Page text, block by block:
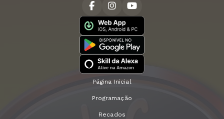
Página Inicial
Programação
Recados